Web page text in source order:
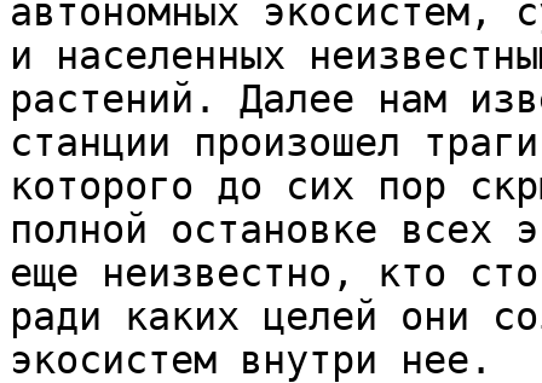
автономных экосистем,
и населенных
растений. Далее нам
станции произошел
которого до сих пор
полной остановке всех
еще неизвестно, кто
ради каких целей они
экосистем внутри нее.